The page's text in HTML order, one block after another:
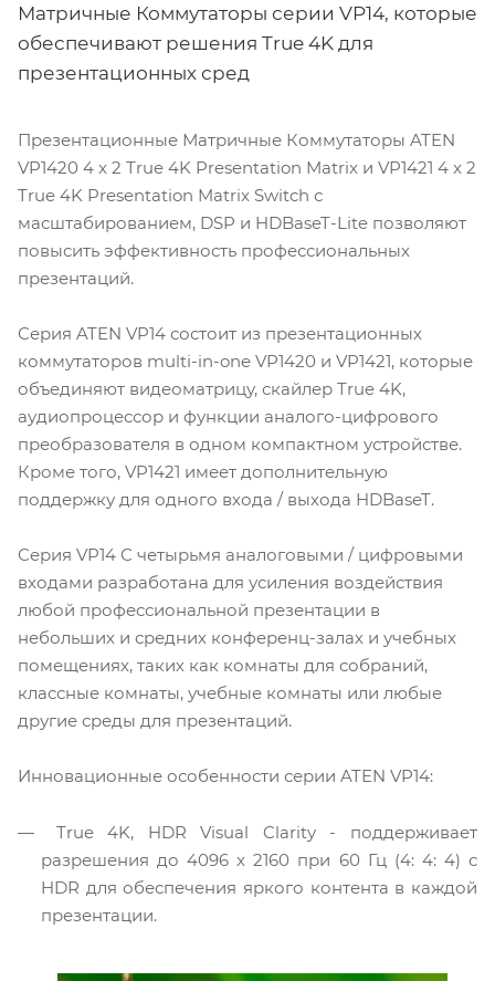
Матричные Коммутаторы серии VP14, которые
обеспечивают решения True 4K для
презентационных сред
Презентационные Матричные Коммутаторы ATEN
VP1420 4 x 2 True 4K Presentation Matrix и VP1421 4 x 2
True 4K Presentation Matrix Switch с
масштабированием, DSP и HDBaseT-Lite позволяют
повысить эффективность профессиональных
презентаций.
Серия ATEN VP14 состоит из презентационных
коммутаторов multi-in-one VP1420 и VP1421, которые
объединяют видеоматрицу, скайлер True 4K,
аудиопроцессор и функции аналого-цифрового
преобразователя в одном компактном устройстве.
Кроме того, VP1421 имеет дополнительную
поддержку для одного входа / выхода HDBaseT.
Серия VP14 С четырьмя аналоговыми / цифровыми
входами разработана для усиления воздействия
любой профессиональной презентации в
небольших и средних конференц-залах и учебных
помещениях, таких как комнаты для собраний,
классные комнаты, учебные комнаты или любые
другие среды для презентаций.
Инновационные особенности серии ATEN VP14:
True 4K, HDR Visual Clarity - поддерживает
разрешения до 4096 x 2160 при 60 Гц (4: 4: 4) с
HDR для обеспечения яркого контента в каждой
презентации.